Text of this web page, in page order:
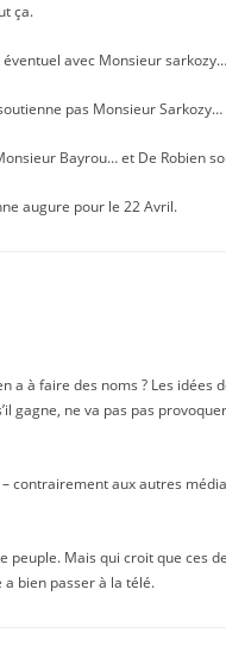
ça.
avec Monsieur
pas Monsieur
Bayrou… et De Robien
augure pour le 22 Avril.
a à faire des noms ? Les
gagne, ne va pas pas
contrairement aux autres
peuple. Mais qui croit que ces
bien passer à la télé.